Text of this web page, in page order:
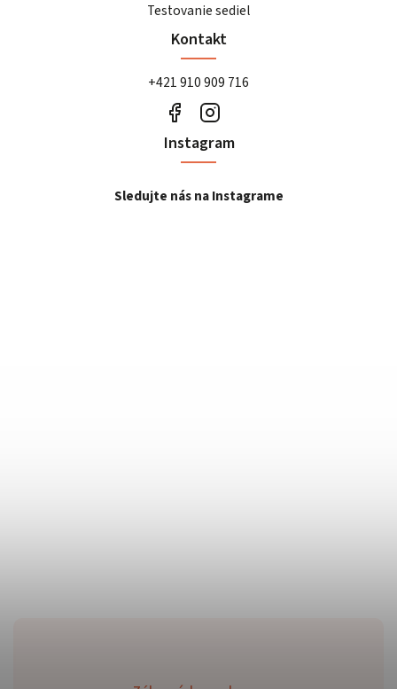
Testovanie sediel
Kontakt
+421 910 909 716
Instagram
Sledujte nás na Instagrame